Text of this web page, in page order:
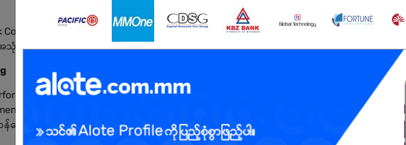
များကို ပုံမှန် Update နှင့် Maintain ပြုလုပ်ခြင်း
အသုံးပြု၍ Performance ကို စောင့်ကြည့်သုံးသပ်ခြင်း
ကို Track လုပ်ပြီး Analysis ပြုလုပ်ခြင်း
များပါဝင်သော Monthly Marketing Reports များ ပြင်ဆင်တင်ပြခြင်း
န်ပေးအပ်သော အခြား Marketing နှင့် Digital Marketing ဆိုင်ရာ တာဝန်များကိုလည်း လုပ်ဆောင်ရမည်။